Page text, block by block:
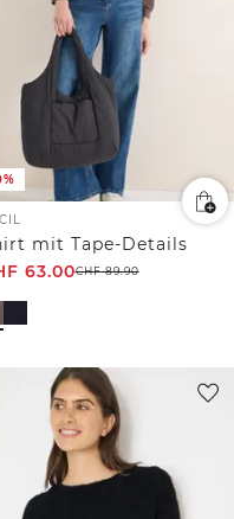
mit Tape-Details
63.00CHF89.90